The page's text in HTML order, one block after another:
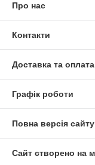
Про нас
Контакти
Доставка та оплата
Графік роботи
Повна версія сайту
Сайт створено на